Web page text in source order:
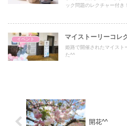
ック問題のレクチャー付き
イベント マイストーリーコレ
姫路で開催されたマイスト
た^^
開花^^